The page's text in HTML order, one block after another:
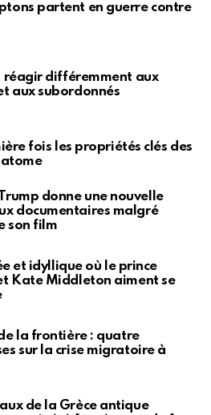
partent en guerre contre
réagir différemment aux
aux subordonnés
fois les propriétés clés des
donne une nouvelle
documentaires malgré
son film
et idyllique où le prince
Kate Middleton aiment se
la frontière : quatre
sur la crise migratoire à
de la Grèce antique